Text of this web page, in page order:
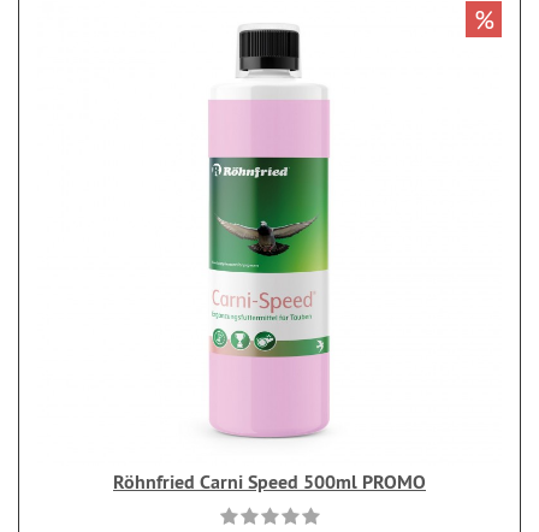
Röhnfried Carni Speed 500ml PROMO
%